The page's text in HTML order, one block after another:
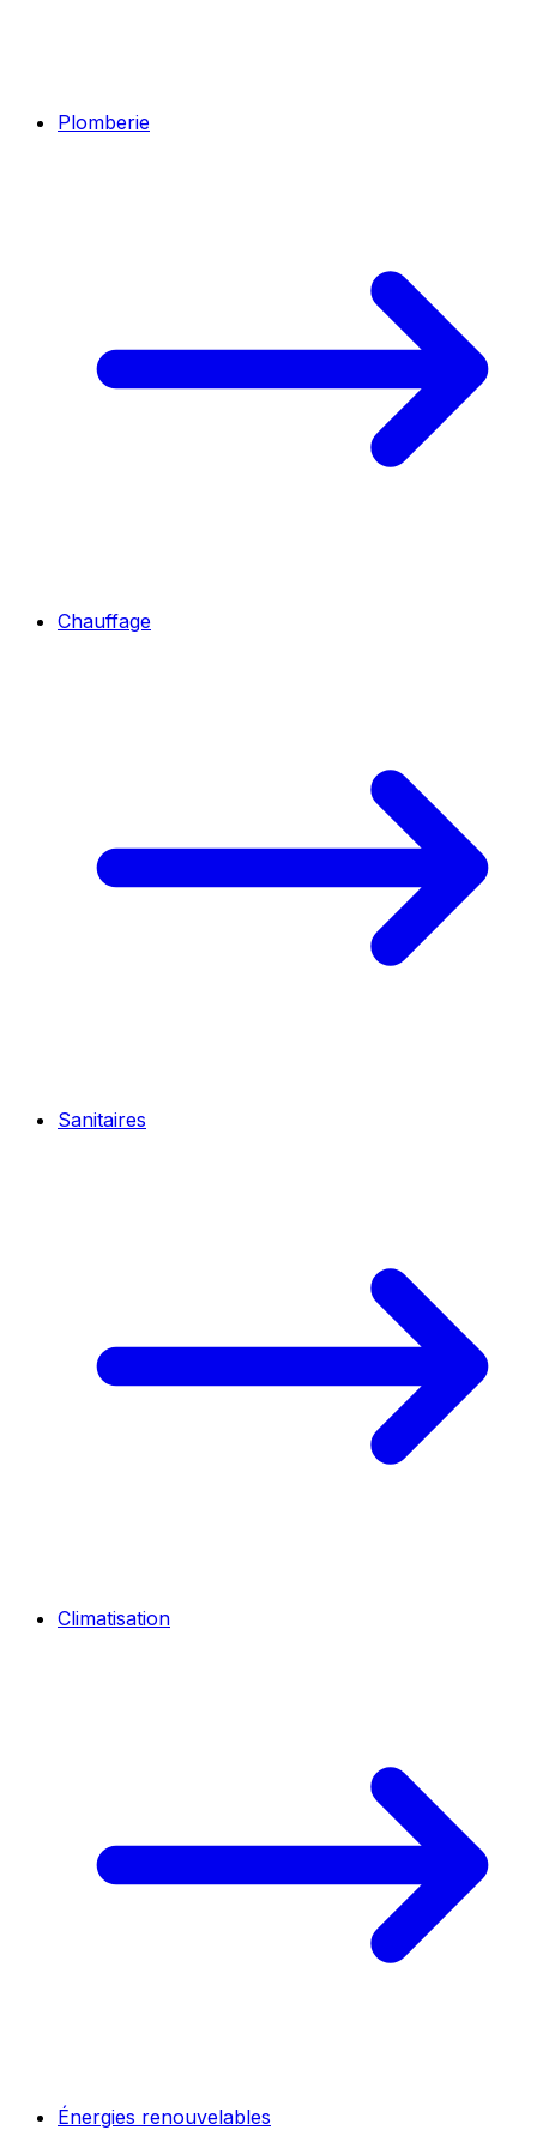
Plomberie
Chauffage
Sanitaires
Climatisation
Énergies renouvelables